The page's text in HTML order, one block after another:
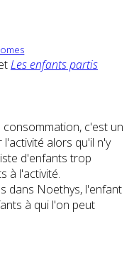
Les enfants partis
c'est un
alors qu'il n'y
d'enfants trop
à l'activité.
dans Noethys, l'enfant
à qui l'on peut